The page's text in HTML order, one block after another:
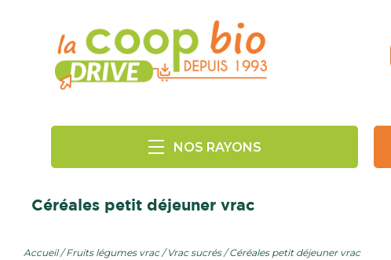
NOS RAYONS
Fruits Légumes Vrac
Epicerie Salée
Panier fruits et légumes
Céréales petit déjeuner vrac
Céréales petit déjeuner vrac
Vrac sucrés
Fruits légumes vrac
Accueil